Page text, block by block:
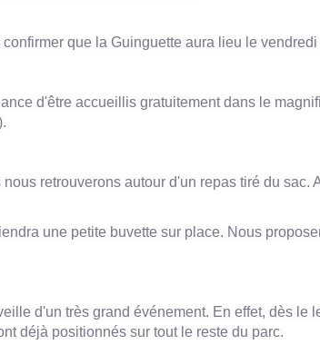
que la Guinguette aura lieu le
d'être accueillis gratuitement dans le
retrouverons autour d'un repas tiré du sac.
une petite buvette sur place. Nous
d'un très grand événement. En effet, dès le
déjà positionnés sur tout le reste du parc.